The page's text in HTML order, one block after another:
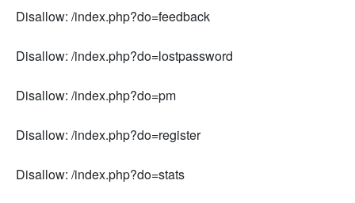
Disallow: /index.php?do=feedback
Disallow: /index.php?do=lostpassword
Disallow: /index.php?do=pm
Disallow: /index.php?do=register
Disallow: /index.php?do=stats